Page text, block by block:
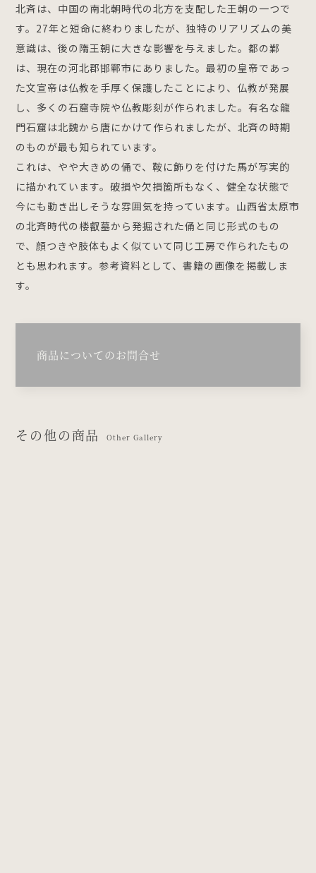
北斉は、中国の南北朝時代の北方を支配した王朝の一つで
す。27年と短命に終わりましたが、独特のリアリズムの美
意識は、後の隋王朝に大きな影響を与えました。都の鄴
は、現在の河北郡邯鄲市にありました。最初の皇帝であっ
た文宣帝は仏教を手厚く保護したことにより、仏教が発展
し、多くの石窟寺院や仏教彫刻が作られました。有名な龍
門石窟は北魏から唐にかけて作られましたが、北斉の時期
のものが最も知られています。
これは、やや大きめの俑で、鞍に飾りを付けた馬が写実的
に描かれています。破損や欠損箇所もなく、健全な状態で
今にも動き出しそうな雰囲気を持っています。山西省太原市
の北斉時代の楼叡墓から発掘された俑と同じ形式のもの
で、顔つきや肢体もよく似ていて同じ工房で作られたもの
とも思われます。参考資料として、書籍の画像を掲載しま
す。
商品についてのお問合せ
その他の商品 Other Gallery